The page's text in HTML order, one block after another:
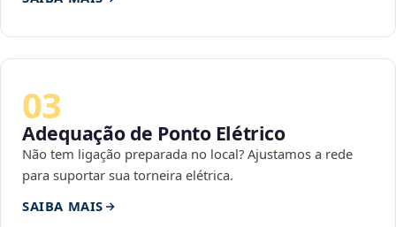
03
Adequação de Ponto Elétrico
Não tem ligação preparada no local? Ajustamos a rede
para suportar sua torneira elétrica.
SAIBA MAIS